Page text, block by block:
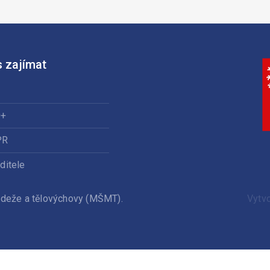
zajímat
a tělovýchovy (MŠMT).